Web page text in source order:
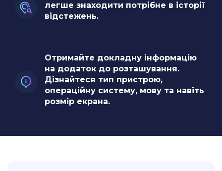
легше знаходити потрібне в історії
відстежень.
Отримайте докладну інформацію
на додаток до розташування.
Дізнайтеся тип пристрою,
операційну систему, мову та навіть
розмір екрана.